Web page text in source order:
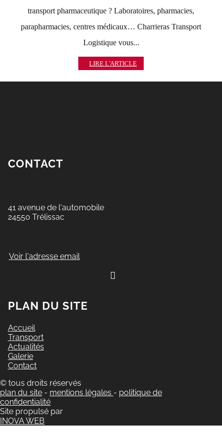
transport pharmaceutique ? Laboratoires, pharmacies,
parapharmacies, centres médicaux… Charrieras Transport
Logistique vous...
LIRE L'ARTICLE
CONTACT
41 avenue de l'automobile
24550 Trélissac
Voir l'adresse email

PLAN DU SITE
Accueil
Transport
Actualités
Galerie
Contact
© tous droits réservés
plan du site - mentions légales - politique de
confidentialité
Site propulsé par
INOVA WEB